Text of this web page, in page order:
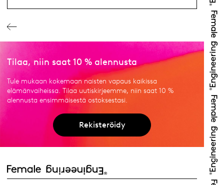
Tilaa, niin saat 10 % alennusta
Tule mukaan kokemaan naisten vapaus kaikissa
elämänvaiheissa. Tilaa uutiskirjeemme, niin saat 10 %
alennusta ensimmäisestä ostoksestasi.
Rekisteröidy